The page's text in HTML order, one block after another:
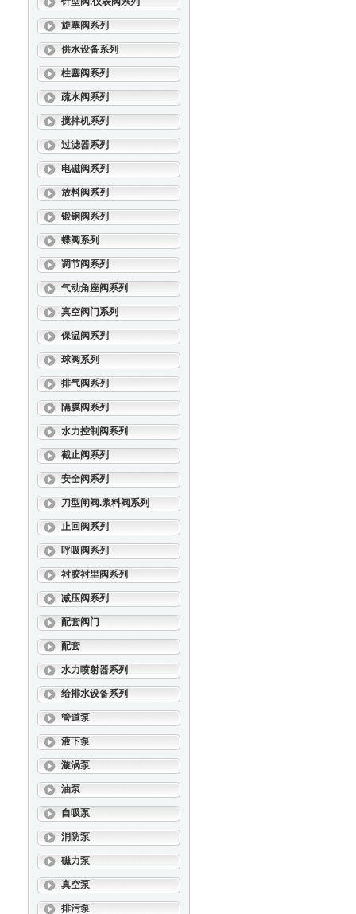
旋塞阀系列
供水设备系列
柱塞阀系列
疏水阀系列
搅拌机系列
过滤器系列
电磁阀系列
放料阀系列
锻钢阀系列
蝶阀系列
调节阀系列
气动角座阀系列
真空阀门系列
保温阀系列
球阀系列
排气阀系列
隔膜阀系列
水力控制阀系列
截止阀系列
安全阀系列
刀型闸阀.浆料阀系列
止回阀系列
呼吸阀系列
衬胶衬里阀系列
减压阀系列
配套阀门
配套
水力喷射器系列
给排水设备系列
管道泵
液下泵
漩涡泵
油泵
自吸泵
消防泵
磁力泵
真空泵
排污泵